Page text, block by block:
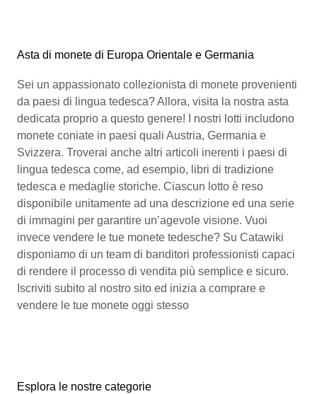
Asta di monete di Europa Orientale e Germania
Sei un appassionato collezionista di monete provenienti
da paesi di lingua tedesca? Allora, visita la nostra asta
dedicata proprio a questo genere! I nostri lotti includono
monete coniate in paesi quali Austria, Germania e
Svizzera. Troverai anche altri articoli inerenti i paesi di
lingua tedesca come, ad esempio, libri di tradizione
tedesca e medaglie storiche. Ciascun lotto è reso
disponibile unitamente ad una descrizione ed una serie
di immagini per garantire un’agevole visione. Vuoi
invece vendere le tue monete tedesche? Su Catawiki
disponiamo di un team di banditori professionisti capaci
di rendere il processo di vendita più semplice e sicuro.
Iscriviti subito al nostro sito ed inizia a comprare e
vendere le tue monete oggi stesso
Esplora le nostre categorie